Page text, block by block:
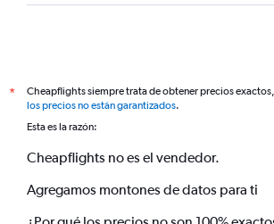
*
Cheapflights siempre trata de obtener precios
los precios no están garantizados.
Esta es la razón:
Cheapflights no es el vendedor.
Agregamos montones de datos para ti